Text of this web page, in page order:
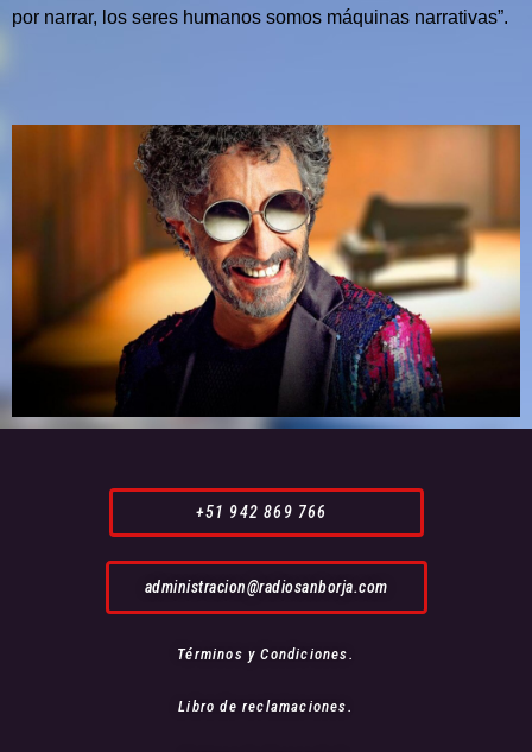
por narrar, los seres humanos somos máquinas narrativas”.
+51 942 869 766
administracion@radiosanborja.com
Términos y Condiciones.
Libro de reclamaciones.